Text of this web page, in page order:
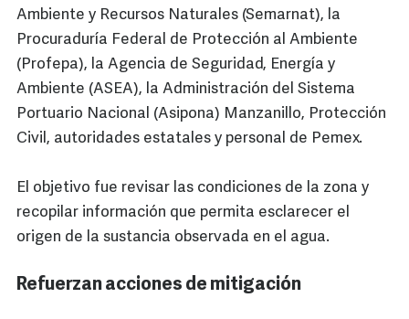
Ambiente y Recursos Naturales (Semarnat), la
Procuraduría Federal de Protección al Ambiente
(Profepa), la Agencia de Seguridad, Energía y
Ambiente (ASEA), la Administración del Sistema
Portuario Nacional (Asipona) Manzanillo, Protección
Civil, autoridades estatales y personal de Pemex.
El objetivo fue revisar las condiciones de la zona y
recopilar información que permita esclarecer el
origen de la sustancia observada en el agua.
Refuerzan acciones de mitigación